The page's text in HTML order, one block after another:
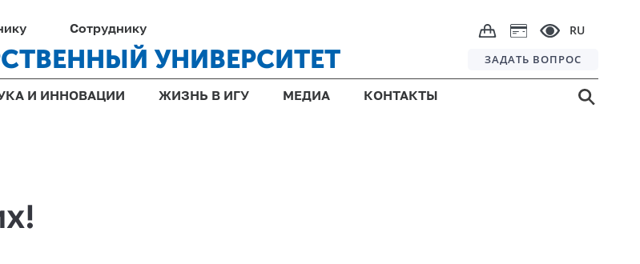
Сотруднику RU
УНИВЕРСИТЕТ ЗАДАТЬ ВОПРОС
И ИННОВАЦИИ ЖИЗНЬ В ИГУ МЕДИА КОНТАКТЫ